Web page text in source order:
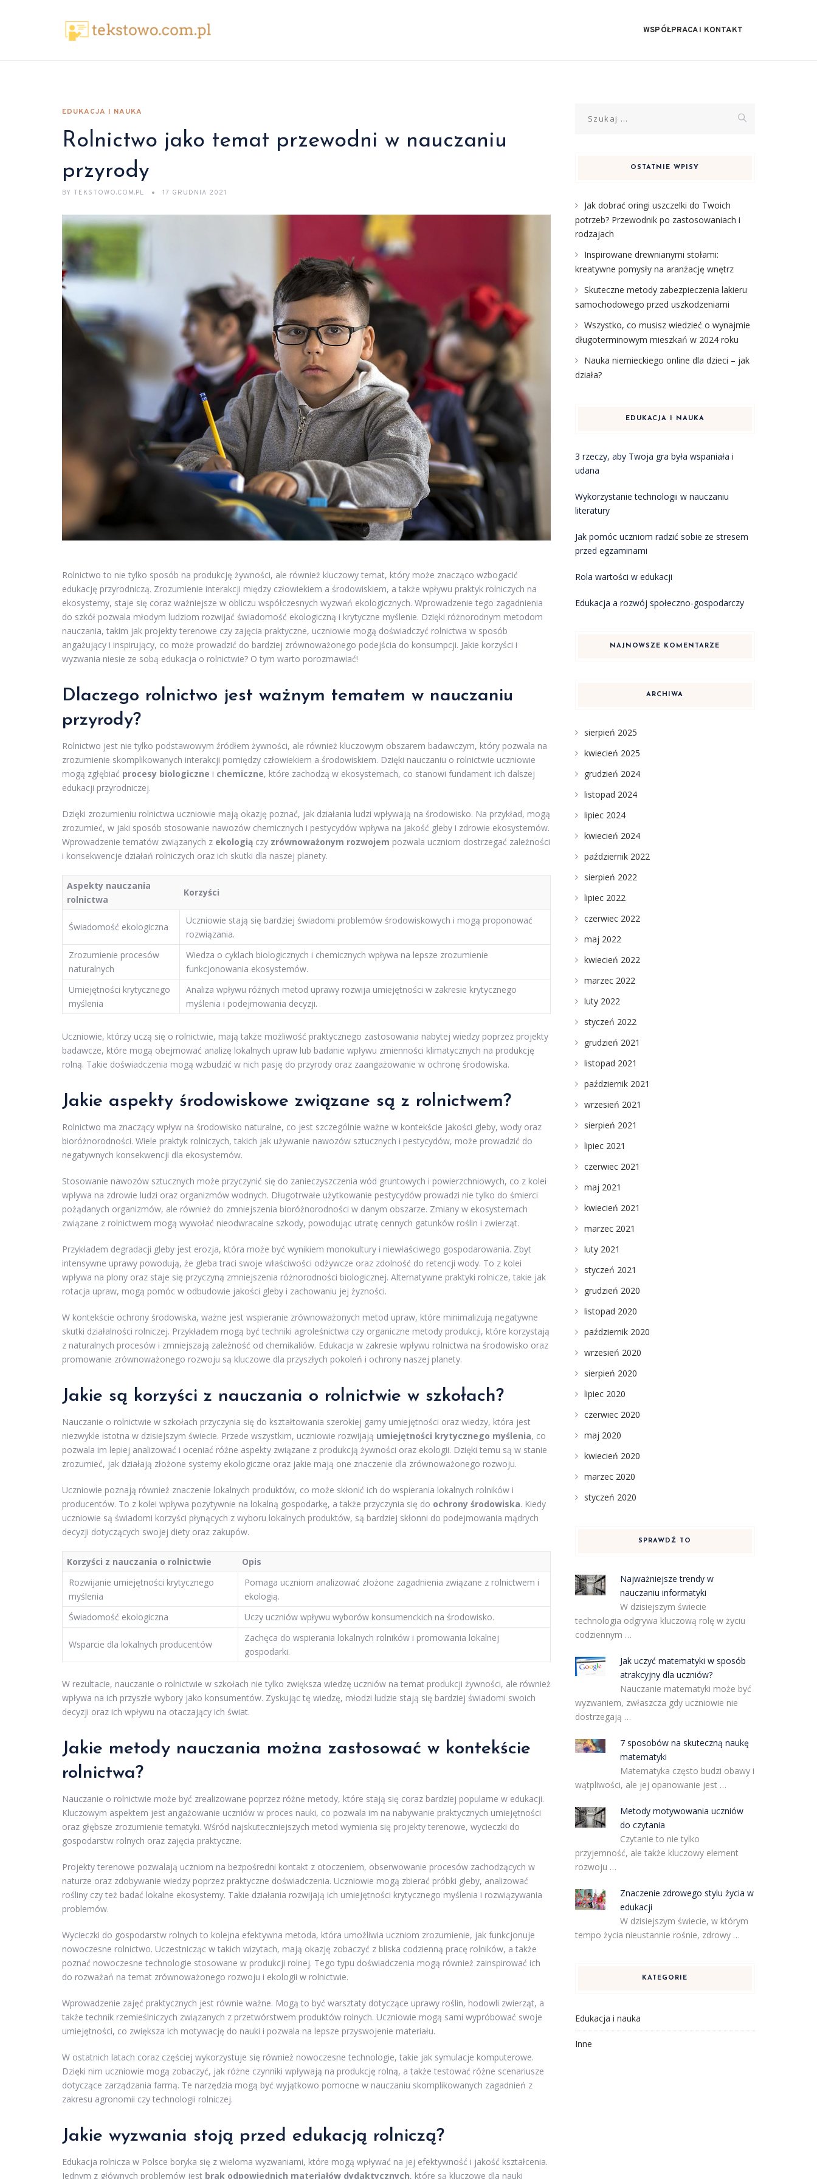
WSPÓŁPRACA I KONTAKT
EDUKACJA I NAUKA
Rolnictwo jako temat przewodni w nauczaniu
przyrody
BY TEKSTOWO.COM.PL 17 GRUDNIA 2021
Rolnictwo to nie tylko sposób na produkcję żywności, ale również kluczowy temat, który może znacząco wzbogacić
edukację przyrodniczą. Zrozumienie interakcji między człowiekiem a środowiskiem, a także wpływu praktyk rolniczych na
ekosystemy, staje się coraz ważniejsze w obliczu współczesnych wyzwań ekologicznych. Wprowadzenie tego zagadnienia
do szkół pozwala młodym ludziom rozwijać świadomość ekologiczną i krytyczne myślenie. Dzięki różnorodnym metodom
nauczania, takim jak projekty terenowe czy zajęcia praktyczne, uczniowie mogą doświadczyć rolnictwa w sposób
angażujący i inspirujący, co może prowadzić do bardziej zrównoważonego podejścia do konsumpcji. Jakie korzyści i
wyzwania niesie ze sobą edukacja o rolnictwie? O tym warto porozmawiać!
Dlaczego rolnictwo jest ważnym tematem w nauczaniu
przyrody?
Rolnictwo jest nie tylko podstawowym źródłem żywności, ale również kluczowym obszarem badawczym, który pozwala na
zrozumienie skomplikowanych interakcji pomiędzy człowiekiem a środowiskiem. Dzięki nauczaniu o rolnictwie uczniowie
mogą zgłębiać procesy biologiczne i chemiczne, które zachodzą w ekosystemach, co stanowi fundament ich dalszej
edukacji przyrodniczej.
Dzięki zrozumieniu rolnictwa uczniowie mają okazję poznać, jak działania ludzi wpływają na środowisko. Na przykład, mogą
zrozumieć, w jaki sposób stosowanie nawozów chemicznych i pestycydów wpływa na jakość gleby i zdrowie ekosystemów.
Wprowadzenie tematów związanych z ekologią czy zrównoważonym rozwojem pozwala uczniom dostrzegać zależności
i konsekwencje działań rolniczych oraz ich skutki dla naszej planety.
Aspekty nauczania
rolnictwa
Korzyści
Świadomość ekologiczna
Uczniowie stają się bardziej świadomi problemów środowiskowych i mogą proponować
rozwiązania.
Zrozumienie procesów
naturalnych
Wiedza o cyklach biologicznych i chemicznych wpływa na lepsze zrozumienie
funkcjonowania ekosystemów.
Umiejętności krytycznego
myślenia
Analiza wpływu różnych metod uprawy rozwija umiejętności w zakresie krytycznego
myślenia i podejmowania decyzji.
Uczniowie, którzy uczą się o rolnictwie, mają także możliwość praktycznego zastosowania nabytej wiedzy poprzez projekty
badawcze, które mogą obejmować analizę lokalnych upraw lub badanie wpływu zmienności klimatycznych na produkcję
rolną. Takie doświadczenia mogą wzbudzić w nich pasję do przyrody oraz zaangażowanie w ochronę środowiska.
Jakie aspekty środowiskowe związane są z rolnictwem?
Rolnictwo ma znaczący wpływ na środowisko naturalne, co jest szczególnie ważne w kontekście jakości gleby, wody oraz
bioróżnorodności. Wiele praktyk rolniczych, takich jak używanie nawozów sztucznych i pestycydów, może prowadzić do
negatywnych konsekwencji dla ekosystemów.
Stosowanie nawozów sztucznych może przyczynić się do zanieczyszczenia wód gruntowych i powierzchniowych, co z kolei
wpływa na zdrowie ludzi oraz organizmów wodnych. Długotrwałe użytkowanie pestycydów prowadzi nie tylko do śmierci
pożądanych organizmów, ale również do zmniejszenia bioróżnorodności w danym obszarze. Zmiany w ekosystemach
związane z rolnictwem mogą wywołać nieodwracalne szkody, powodując utratę cennych gatunków roślin i zwierząt.
Przykładem degradacji gleby jest erozja, która może być wynikiem monokultury i niewłaściwego gospodarowania. Zbyt
intensywne uprawy powodują, że gleba traci swoje właściwości odżywcze oraz zdolność do retencji wody. To z kolei
wpływa na plony oraz staje się przyczyną zmniejszenia różnorodności biologicznej. Alternatywne praktyki rolnicze, takie jak
rotacja upraw, mogą pomóc w odbudowie jakości gleby i zachowaniu jej żyzności.
W kontekście ochrony środowiska, ważne jest wspieranie zrównoważonych metod upraw, które minimalizują negatywne
skutki działalności rolniczej. Przykładem mogą być techniki agroleśnictwa czy organiczne metody produkcji, które korzystają
z naturalnych procesów i zmniejszają zależność od chemikaliów. Edukacja w zakresie wpływu rolnictwa na środowisko oraz
promowanie zrównoważonego rozwoju są kluczowe dla przyszłych pokoleń i ochrony naszej planety.
Jakie są korzyści z nauczania o rolnictwie w szkołach?
Nauczanie o rolnictwie w szkołach przyczynia się do kształtowania szerokiej gamy umiejętności oraz wiedzy, która jest
niezwykle istotna w dzisiejszym świecie. Przede wszystkim, uczniowie rozwijają umiejętności krytycznego myślenia, co
pozwala im lepiej analizować i oceniać różne aspekty związane z produkcją żywności oraz ekologii. Dzięki temu są w stanie
zrozumieć, jak działają złożone systemy ekologiczne oraz jakie mają one znaczenie dla zrównoważonego rozwoju.
Uczniowie poznają również znaczenie lokalnych produktów, co może skłonić ich do wspierania lokalnych rolników i
producentów. To z kolei wpływa pozytywnie na lokalną gospodarkę, a także przyczynia się do ochrony środowiska. Kiedy
uczniowie są świadomi korzyści płynących z wyboru lokalnych produktów, są bardziej skłonni do podejmowania mądrych
decyzji dotyczących swojej diety oraz zakupów.
Korzyści z nauczania o rolnictwie
Opis
Rozwijanie umiejętności krytycznego
myślenia
Pomaga uczniom analizować złożone zagadnienia związane z rolnictwem i
ekologią.
Świadomość ekologiczna
Uczy uczniów wpływu wyborów konsumenckich na środowisko.
Wsparcie dla lokalnych producentów
Zachęca do wspierania lokalnych rolników i promowania lokalnej
gospodarki.
W rezultacie, nauczanie o rolnictwie w szkołach nie tylko zwiększa wiedzę uczniów na temat produkcji żywności, ale również
wpływa na ich przyszłe wybory jako konsumentów. Zyskując tę wiedzę, młodzi ludzie stają się bardziej świadomi swoich
decyzji oraz ich wpływu na otaczający ich świat.
Jakie metody nauczania można zastosować w kontekście
rolnictwa?
Nauczanie o rolnictwie może być zrealizowane poprzez różne metody, które stają się coraz bardziej popularne w edukacji.
Kluczowym aspektem jest angażowanie uczniów w proces nauki, co pozwala im na nabywanie praktycznych umiejętności
oraz głębsze zrozumienie tematyki. Wśród najskuteczniejszych metod wymienia się projekty terenowe, wycieczki do
gospodarstw rolnych oraz zajęcia praktyczne.
Projekty terenowe pozwalają uczniom na bezpośredni kontakt z otoczeniem, obserwowanie procesów zachodzących w
naturze oraz zdobywanie wiedzy poprzez praktyczne doświadczenia. Uczniowie mogą zbierać próbki gleby, analizować
rośliny czy też badać lokalne ekosystemy. Takie działania rozwijają ich umiejętności krytycznego myślenia i rozwiązywania
problemów.
Wycieczki do gospodarstw rolnych to kolejna efektywna metoda, która umożliwia uczniom zrozumienie, jak funkcjonuje
nowoczesne rolnictwo. Uczestnicząc w takich wizytach, mają okazję zobaczyć z bliska codzienną pracę rolników, a także
poznać nowoczesne technologie stosowane w produkcji rolnej. Tego typu doświadczenia mogą również zainspirować ich
do rozważań na temat zrównoważonego rozwoju i ekologii w rolnictwie.
Wprowadzenie zajęć praktycznych jest równie ważne. Mogą to być warsztaty dotyczące uprawy roślin, hodowli zwierząt, a
także technik rzemieślniczych związanych z przetwórstwem produktów rolnych. Uczniowie mogą sami wypróbować swoje
umiejętności, co zwiększa ich motywację do nauki i pozwala na lepsze przyswojenie materiału.
W ostatnich latach coraz częściej wykorzystuje się również nowoczesne technologie, takie jak symulacje komputerowe.
Dzięki nim uczniowie mogą zobaczyć, jak różne czynniki wpływają na produkcję rolną, a także testować różne scenariusze
dotyczące zarządzania farmą. Te narzędzia mogą być wyjątkowo pomocne w nauczaniu skomplikowanych zagadnień z
zakresu agronomii czy technologii rolniczej.
Jakie wyzwania stoją przed edukacją rolniczą?
Edukacja rolnicza w Polsce boryka się z wieloma wyzwaniami, które mogą wpływać na jej efektywność i jakość kształcenia.
Jednym z głównych problemów jest brak odpowiednich materiałów dydaktycznych, które są kluczowe dla nauki
OSTATNIE WPISY
Jak dobrać oringi uszczelki do Twoich
potrzeb? Przewodnik po zastosowaniach i
rodzajach
Inspirowane drewnianymi stołami:
kreatywne pomysły na aranżację wnętrz
Skuteczne metody zabezpieczenia lakieru
samochodowego przed uszkodzeniami
Wszystko, co musisz wiedzieć o wynajmie
długoterminowym mieszkań w 2024 roku
Nauka niemieckiego online dla dzieci – jak
działa?
EDUKACJA I NAUKA
3 rzeczy, aby Twoja gra była wspaniała i
udana
Wykorzystanie technologii w nauczaniu
literatury
Jak pomóc uczniom radzić sobie ze stresem
przed egzaminami
Rola wartości w edukacji
Edukacja a rozwój społeczno-gospodarczy
NAJNOWSZE KOMENTARZE
ARCHIWA
sierpień 2025
kwiecień 2025
grudzień 2024
listopad 2024
lipiec 2024
kwiecień 2024
październik 2022
sierpień 2022
lipiec 2022
czerwiec 2022
maj 2022
kwiecień 2022
marzec 2022
luty 2022
styczeń 2022
grudzień 2021
listopad 2021
październik 2021
wrzesień 2021
sierpień 2021
lipiec 2021
czerwiec 2021
maj 2021
kwiecień 2021
marzec 2021
luty 2021
styczeń 2021
grudzień 2020
listopad 2020
październik 2020
wrzesień 2020
sierpień 2020
lipiec 2020
czerwiec 2020
maj 2020
kwiecień 2020
marzec 2020
styczeń 2020
SPRAWDŹ TO
Najważniejsze trendy w
nauczaniu informatyki
W dzisiejszym świecie
technologia odgrywa kluczową rolę w życiu
codziennym …
Jak uczyć matematyki w sposób
atrakcyjny dla uczniów?
Nauczanie matematyki może być
wyzwaniem, zwłaszcza gdy uczniowie nie
dostrzegają …
7 sposobów na skuteczną naukę
matematyki
Matematyka często budzi obawy i
wątpliwości, ale jej opanowanie jest …
Metody motywowania uczniów
do czytania
Czytanie to nie tylko
przyjemność, ale także kluczowy element
rozwoju …
Znaczenie zdrowego stylu życia w
edukacji
W dzisiejszym świecie, w którym
tempo życia nieustannie rośnie, zdrowy …
KATEGORIE
Edukacja i nauka
Inne